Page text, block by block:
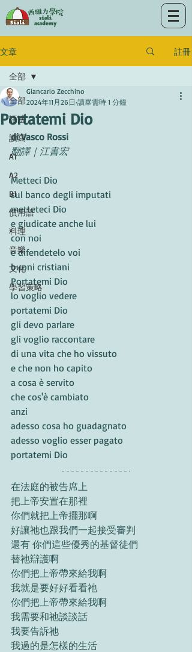
文章 註冊
全部
語法
讀寫
A1
A2
B1
慣用語
料理
音樂
文化
學習策略
全部
Portatemi Dio
Giancarlo Zecchino
2024年11月26日 讀畢需時 1 分鐘
di Vasco Rossi
翻譯｜江書宏
Metteci Dio
sul banco degli imputati
metteteci Dio
e giudicate anche lui
con noi
e difendetelo voi
buoni cristiani
Portatemi Dio
lo voglio vedere
portatemi Dio
gli devo parlare
gli voglio raccontare
di una vita che ho vissuto
e che non ho capito
a cosa è servito
che cos'è cambiato
anzi
adesso cosa ho guadagnato
adesso voglio esser pagato
portatemi Dio
在法庭的被告席上
把上帝安置在那裡
你們就把上帝擺那啊
好讓祂也跟我們一起接受審判
還有 你們這些優秀的基督徒們
替祂辯護啊
你們把上帝帶來給我啊
我就是要好好看看祂
你們把上帝帶來給我啊
我需要和祂談談話
我要告訴祂
我過的是怎樣的生活